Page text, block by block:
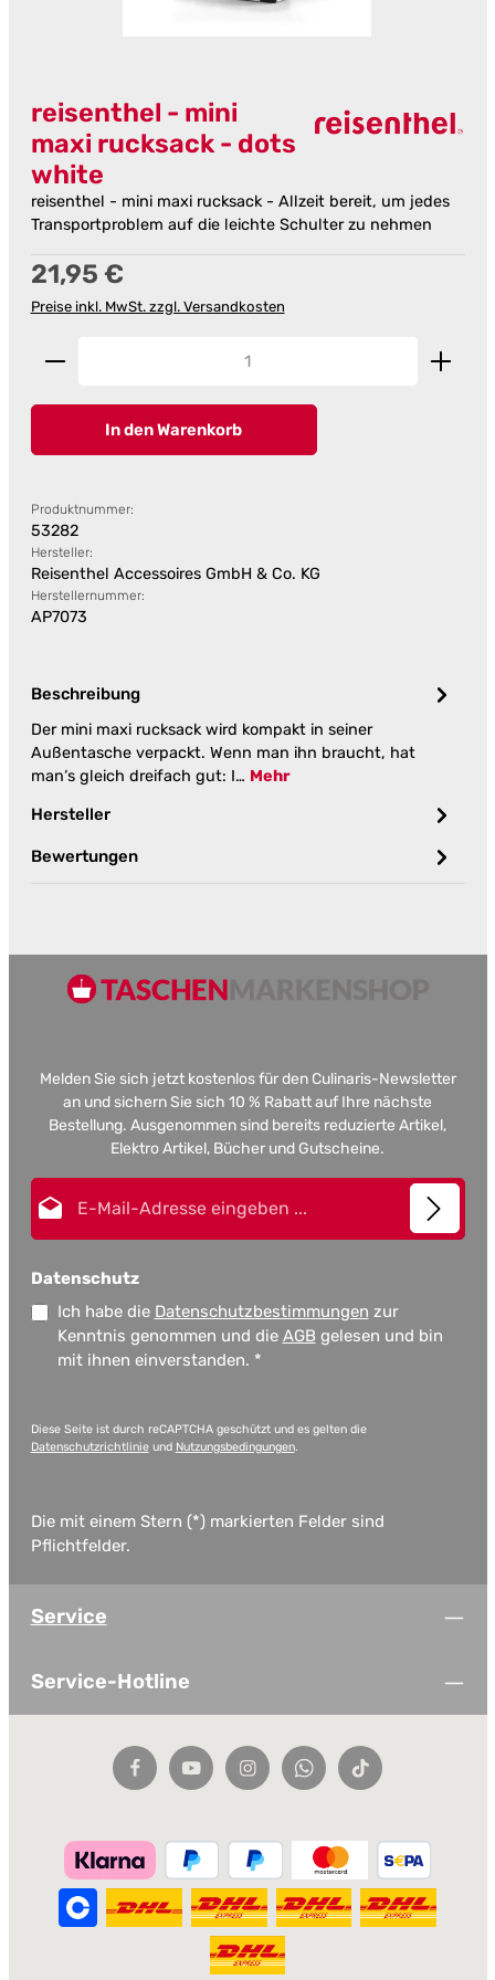
reisenthel - mini
maxi rucksack - dots
white
reisenthel - mini maxi rucksack - Allzeit bereit, um jedes
Transportproblem auf die leichte Schulter zu nehmen
Regulärer Preis:
21,95 €
Preise inkl. MwSt. zzgl. Versandkosten
Produkt Anzahl: Gib den gewünschten Wert ein
In den Warenkorb
Produktnummer:
53282
Hersteller:
Reisenthel Accessoires GmbH & Co. KG
Herstellernummer:
AP7073
Beschreibung
Der mini maxi rucksack wird kompakt in seiner
Außentasche verpackt. Wenn man ihn braucht, hat
man‘s gleich dreifach gut: I… Mehr
Hersteller
Bewertungen
Melden Sie sich jetzt kostenlos für den Culinaris-Newsletter
an und sichern Sie sich 10 % Rabatt auf Ihre nächste
Bestellung. Ausgenommen sind bereits reduzierte Artikel,
Elektro Artikel, Bücher und Gutscheine.
Datenschutz
Ich habe die Datenschutzbestimmungen zur
Kenntnis genommen und die AGB gelesen und bin
mit ihnen einverstanden. *
Diese Seite ist durch reCAPTCHA geschützt und es gelten die
Datenschutzrichtlinieund Nutzungsbedingungen.
Die mit einem Stern (*) markierten Felder sind
Pflichtfelder.
Service
Service-Hotline